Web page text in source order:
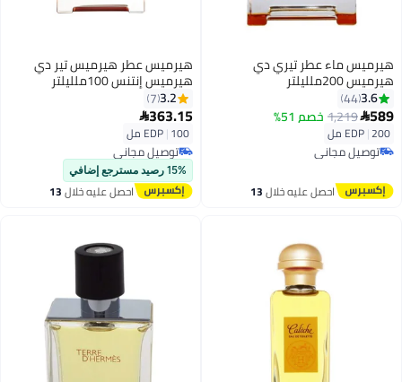
هيرميس ماء عطر تيري دي
هيرميس 200ملليلتر
3.6
44
589
1,219خصم 51%
EDP|200 مل
توصيل مجاني
توصيل مجاني
احصل عليه خلال13
اغسطس
هيرميس عطر هيرميس تير دي
هيرميس إنتنس 100ملليلتر
3.2
7
363.15
EDP|100 مل
توصيل مجاني
توصيل مجاني
15% رصيد مسترجع إضافي
احصل عليه خلال13
اغسطس